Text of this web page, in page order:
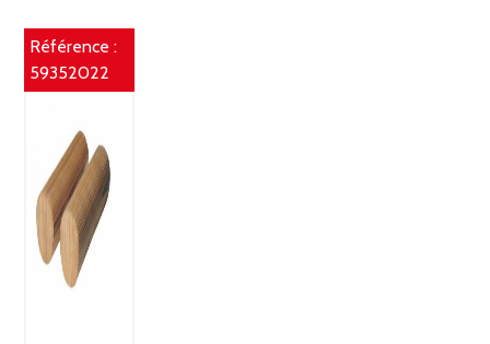
Référence :
59352022